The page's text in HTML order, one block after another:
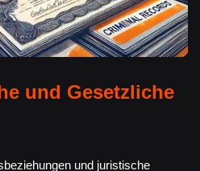
und Gesetzliche
und juristische